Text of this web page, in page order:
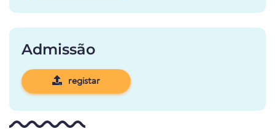
Admissão
registar